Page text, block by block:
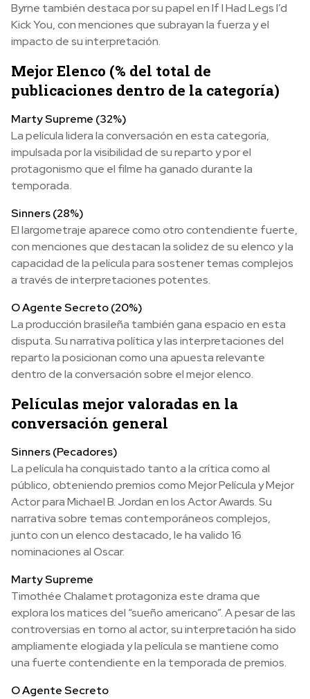
Byrne también destaca por su papel en If I Had Legs I’d
Kick You, con menciones que subrayan la fuerza y el
impacto de su interpretación.
Mejor Elenco (% del total de
publicaciones dentro de la categoría)
Marty Supreme (32%)
La película lidera la conversación en esta categoría,
impulsada por la visibilidad de su reparto y por el
protagonismo que el filme ha ganado durante la
temporada.
Sinners (28%)
El largometraje aparece como otro contendiente fuerte,
con menciones que destacan la solidez de su elenco y la
capacidad de la película para sostener temas complejos
a través de interpretaciones potentes.
O Agente Secreto (20%)
La producción brasileña también gana espacio en esta
disputa. Su narrativa política y las interpretaciones del
reparto la posicionan como una apuesta relevante
dentro de la conversación sobre el mejor elenco.
Películas mejor valoradas en la
conversación general
Sinners (Pecadores)
La película ha conquistado tanto a la crítica como al
público, obteniendo premios como Mejor Película y Mejor
Actor para Michael B. Jordan en los Actor Awards. Su
narrativa sobre temas contemporáneos complejos,
junto con un elenco destacado, le ha valido 16
nominaciones al Oscar.
Marty Supreme
Timothée Chalamet protagoniza este drama que
explora los matices del “sueño americano”. A pesar de las
controversias en torno al actor, su interpretación ha sido
ampliamente elogiada y la película se mantiene como
una fuerte contendiente en la temporada de premios.
O Agente Secreto